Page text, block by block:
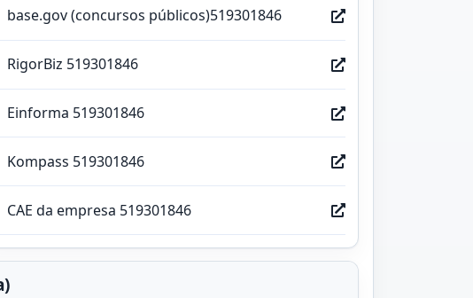
base.gov (concursos públicos)519301846
RigorBiz 519301846
Einforma 519301846
Kompass 519301846
CAE da empresa 519301846